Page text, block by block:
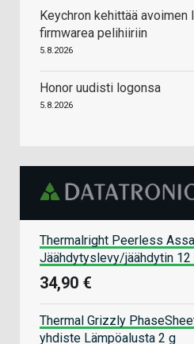
Keychron kehittää avoimen
firmwarea pelihiiriin
5.8.2026
Honor uudisti logonsa
5.8.2026
Thermalright Peerless
Jäähdytyslevy/jäähdytin
34,90 €
Thermal Grizzly
yhdiste Lämpöalusta 2 g